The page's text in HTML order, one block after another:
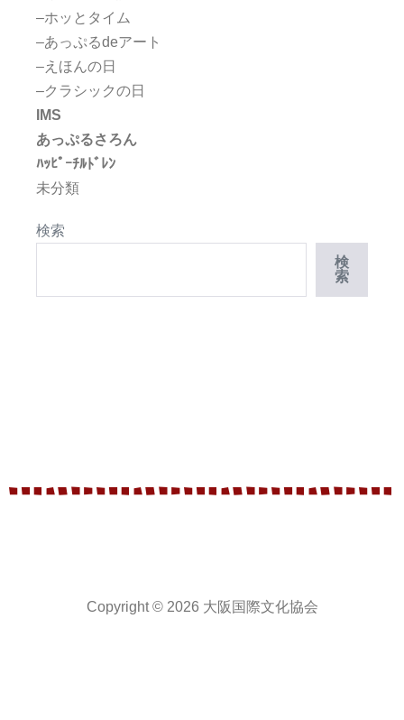
–ホッとタイム
–あっぷるdeアート
–えほんの日
–クラシックの日
IMS
あっぷるさろん
ﾊｯﾋﾟｰﾁﾙﾄﾞﾚﾝ
未分類
検索
検
索
Copyright © 2026 大阪国際文化協会